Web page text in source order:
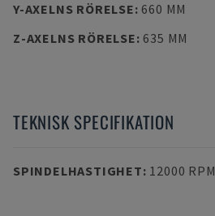
Y-AXELNS RÖRELSE: 660 MM
Z-AXELNS RÖRELSE: 635 MM
TEKNISK SPECIFIKATION
SPINDELHASTIGHET: 12000 RPM